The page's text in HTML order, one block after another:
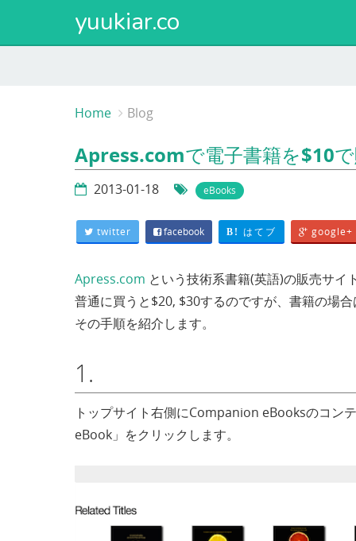
yuukiar.co
Home Blog
Apress.comで電子書籍を$10
2013-01-18 eBooks
twitter facebook B! はてブ google+
Apress.com という技術系書籍(英語)の販売サイ
普通に買うと$20, $30するのですが、書籍の場
その手順を紹介します。
1.
トップサイト右側にCompanion eBooksのコン
eBook」をクリックします。